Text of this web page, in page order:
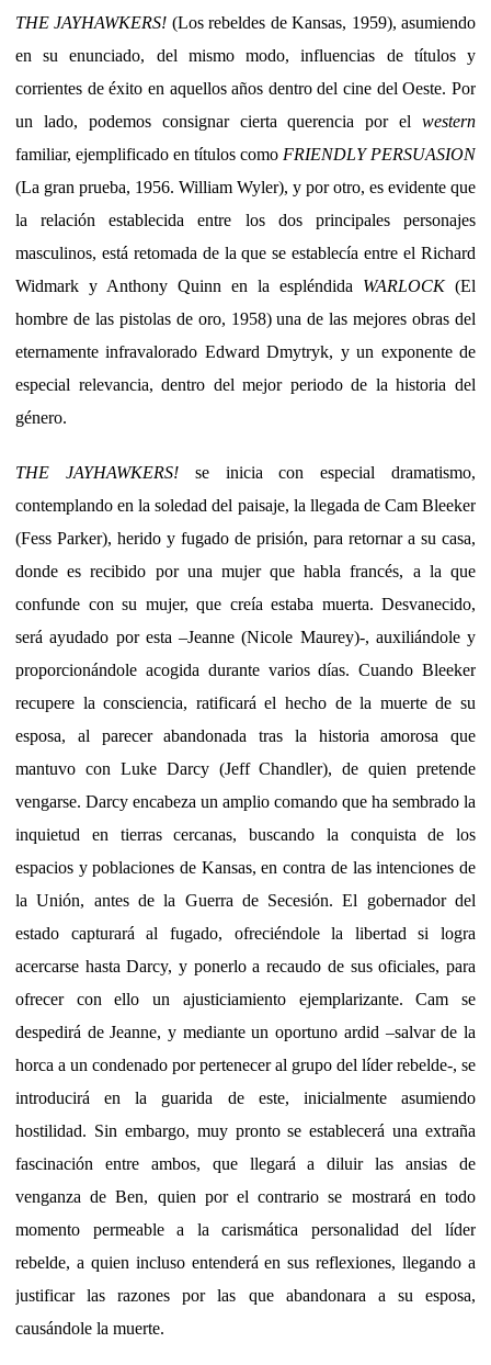
THE JAYHAWKERS! (Los rebeldes de Kansas, 1959), asumiendo
en su enunciado, del mismo modo, influencias de títulos y
corrientes de éxito en aquellos años dentro del cine del Oeste. Por
un lado, podemos consignar cierta querencia por el western
familiar, ejemplificado en títulos como FRIENDLY PERSUASION
(La gran prueba, 1956. William Wyler), y por otro, es evidente que
la relación establecida entre los dos principales personajes
masculinos, está retomada de la que se establecía entre el Richard
Widmark y Anthony Quinn en la espléndida WARLOCK(El
hombre de las pistolas de oro, 1958) una de las mejores obras del
eternamente infravalorado Edward Dmytryk, y un exponente de
especial relevancia, dentro del mejor periodo de la historia del
género.
THE JAYHAWKERS!se inicia con especial dramatismo,
contemplando en la soledad del paisaje, la llegada de Cam Bleeker
(Fess Parker), herido y fugado de prisión, para retornar a su casa,
donde es recibido por una mujer que habla francés, a la que
confunde con su mujer, que creía estaba muerta. Desvanecido,
será ayudado por esta –Jeanne (Nicole Maurey)-, auxiliándole y
proporcionándole acogida durante varios días. Cuando Bleeker
recupere la consciencia, ratificará el hecho de la muerte de su
esposa, al parecer abandonada tras la historia amorosa que
mantuvo con Luke Darcy (Jeff Chandler), de quien pretende
vengarse. Darcy encabeza un amplio comando que ha sembrado la
inquietud en tierras cercanas, buscando la conquista de los
espacios y poblaciones de Kansas, en contra de las intenciones de
la Unión, antes de la Guerra de Secesión. El gobernador del
estado capturará al fugado, ofreciéndole la libertad si logra
acercarse hasta Darcy, y ponerlo a recaudo de sus oficiales, para
ofrecer con ello un ajusticiamiento ejemplarizante. Cam se
despedirá de Jeanne, y mediante un oportuno ardid –salvar de la
horca a un condenado por pertenecer al grupo del líder rebelde-, se
introducirá en la guarida de este, inicialmente asumiendo
hostilidad. Sin embargo, muy pronto se establecerá una extraña
fascinación entre ambos, que llegará a diluir las ansias de
venganza de Ben, quien por el contrario se mostrará en todo
momento permeable a la carismática personalidad del líder
rebelde, a quien incluso entenderá en sus reflexiones, llegando a
justificar las razones por las que abandonara a su esposa,
causándole la muerte.